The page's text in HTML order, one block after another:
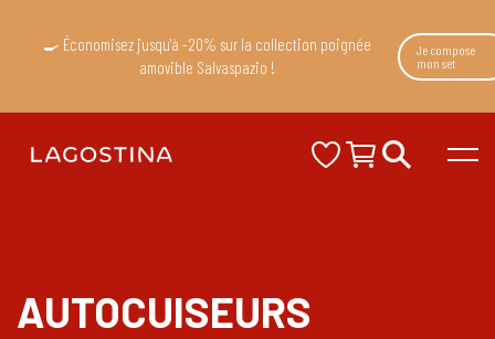
🍳 Économisez jusqu'à -20% sur la collection poignée
amovible Salvaspazio !
Je compose
mon set
AUTOCUISEURS